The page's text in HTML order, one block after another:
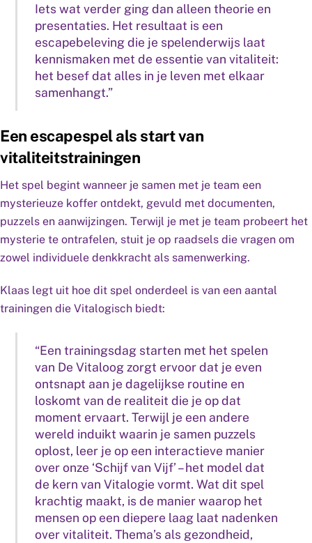
Iets wat verder ging dan alleen theorie en
presentaties. Het resultaat is een
escapebeleving die je spelenderwijs laat
kennismaken met de essentie van vitaliteit:
het besef dat alles in je leven met elkaar
samenhangt.”
Een escapespel als start van
vitaliteitstrainingen
Het spel begint wanneer je samen met je team een
mysterieuze koffer ontdekt, gevuld met documenten,
puzzels en aanwijzingen. Terwijl je met je team probeert het
mysterie te ontrafelen, stuit je op raadsels die vragen om
zowel individuele denkkracht als samenwerking.
Klaas legt uit hoe dit spel onderdeel is van een aantal
trainingen die Vitalogisch biedt:
“Een trainingsdag starten met het spelen
van De Vitaloog zorgt ervoor dat je even
ontsnapt aan je dagelijkse routine en
loskomt van de realiteit die je op dat
moment ervaart. Terwijl je een andere
wereld induikt waarin je samen puzzels
oplost, leer je op een interactieve manier
over onze ‘Schijf van Vijf’ – het model dat
de kern van Vitalogie vormt. Wat dit spel
krachtig maakt, is de manier waarop het
mensen op een diepere laag laat nadenken
over vitaliteit. Thema’s als gezondheid,